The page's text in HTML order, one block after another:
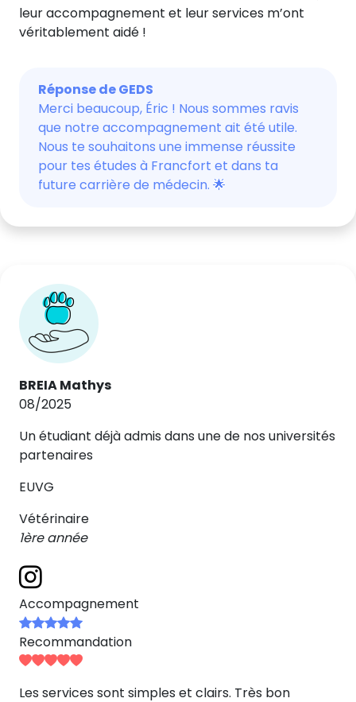
leur accompagnement et leur services m’ont
véritablement aidé !
Réponse de GEDS
Merci beaucoup, Éric ! Nous sommes ravis
que notre accompagnement ait été utile.
Nous te souhaitons une immense réussite
pour tes études à Francfort et dans ta
future carrière de médecin. 🌟
BREIA Mathys
08/2025
Un étudiant déjà admis dans une de nos universités
partenaires
EUVG
Vétérinaire
1ère année
Accompagnement
Recommandation
Les services sont simples et clairs. Très bon